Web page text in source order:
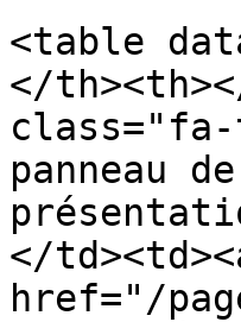
<table
</
panneau
</
href="/